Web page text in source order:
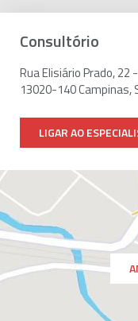
Consultório
Rua Elisiário Prado, 22
13020-140 Campinas,
LIGAR AO